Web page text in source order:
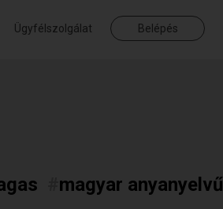
Ügyfélszolgálat Belépés
magyar anyanyelvű